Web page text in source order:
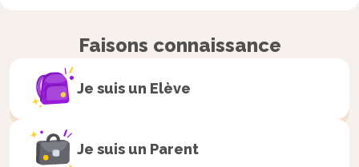
Faisons connaissance
Je suis un Elève
Je suis un Parent